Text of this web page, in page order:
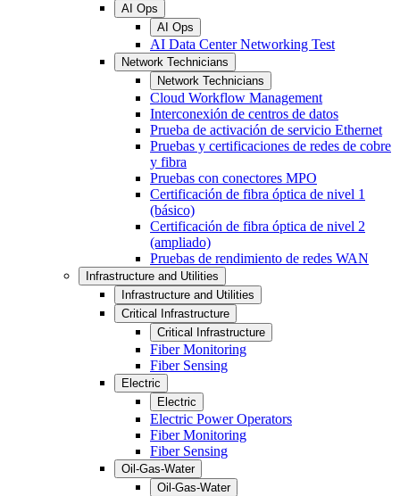
AI Ops
AI Ops
AI Data Center Networking Test
Network Technicians
Network Technicians
Cloud Workflow Management
Interconexión de centros de datos
Prueba de activación de servicio Ethernet
Pruebas y certificaciones de redes de cobre
y fibra
Pruebas con conectores MPO
Certificación de fibra óptica de nivel 1
(básico)
Certificación de fibra óptica de nivel 2
(ampliado)
Pruebas de rendimiento de redes WAN
Infrastructure and Utilities
Infrastructure and Utilities
Critical Infrastructure
Critical Infrastructure
Fiber Monitoring
Fiber Sensing
Electric
Electric
Electric Power Operators
Fiber Monitoring
Fiber Sensing
Oil-Gas-Water
Oil-Gas-Water